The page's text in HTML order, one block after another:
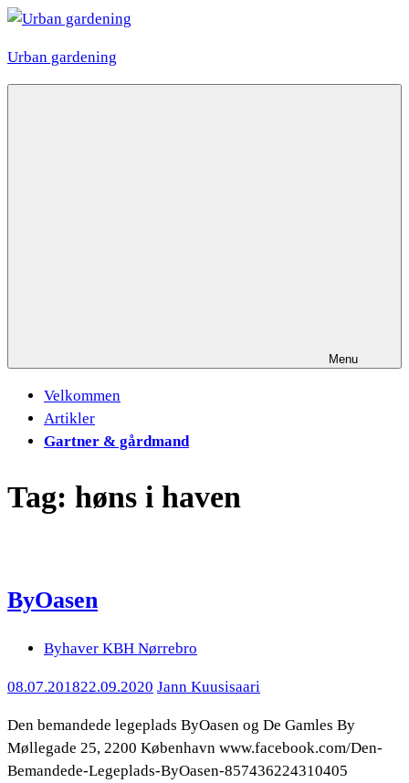
Videre
indhold
Urban gardening
Menu
Velkommen
Artikler
Gartner & gårdmand
Tag: høns i haven
ByOasen
Byhaver KBH Nørrebro
08.07.201822.09.2020 Jann Kuusisaari
Den bemandede legeplads ByOasen og De Gamles By
Møllegade 25, 2200 København www.facebook.com/Den-
Bemandede-Legeplads-ByOasen-857436224310405